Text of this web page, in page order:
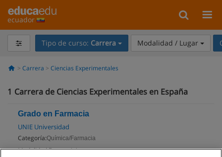
ecuador
Tipo de curso: Carrera Modalidad / Lugar
Carrera Ciencias Experimentales
1 Carrera de Ciencias Experimentales en España
Grado en Farmacia
UNIE Universidad
Categoría:Química/Farmacia
Modalidad:Presencial